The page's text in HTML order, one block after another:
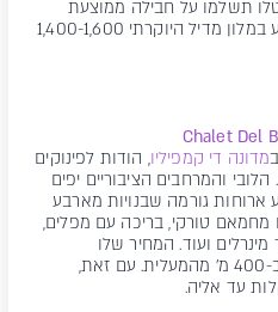
תשלמו על חבילה ממוצעת
1,200-1,300 יורו, יעלה לכם שבוע במלון מדיל היוקרתי 1,400-1,600
Chalet Del
מדונה די קמפיליו, הודות לפינוקים
והמרחבים הציבוריים יפים
ארוחות גורמה שבנויות מארבע
מחמאם טורקי, בריכה עם מפלים,
ועוד. המחיר שלו
אטרקטיבי, משום שהוא ממוקם כ-400 מ' מהמעלית. עם זאת,
עד אליה.